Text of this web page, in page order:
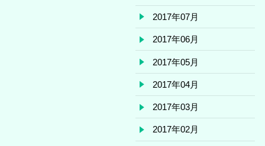
2017年07月
2017年06月
2017年05月
2017年04月
2017年03月
2017年02月